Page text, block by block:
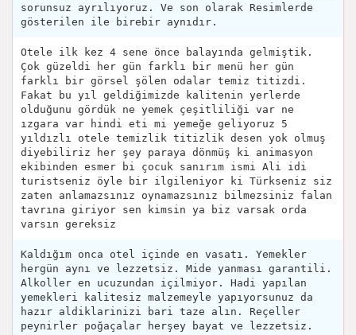
sorunsuz ayrılıyoruz. Ve son olarak Resimlerde
gösterilen ile birebir aynıdır.
Otele ilk kez 4 sene önce balayında gelmiştik.
Çok güzeldi her gün farklı bir menü her gün
farklı bir görsel şölen odalar temiz titizdi.
Fakat bu yıl geldiğimizde kalitenin yerlerde
olduğunu gördük ne yemek çeşitliliği var ne
ızgara var hindi eti mi yemeğe geliyoruz 5
yıldızlı otele temizlik titizlik desen yok olmuş
diyebiliriz her şey paraya dönmüş ki animasyon
ekibinden esmer bi çocuk sanırım ismi Ali idi
turistseniz öyle bir ilgileniyor ki Türkseniz siz
zaten anlamazsınız oynamazsınız bilmezsiniz falan
tavrına giriyor sen kimsin ya biz varsak orda
varsın gereksiz
Kaldığım onca otel içinde en vasatı. Yemekler
hergün aynı ve lezzetsiz. Mide yanması garantili.
Alkoller en ucuzundan içilmiyor. Hadi yapılan
yemekleri kalitesiz malzemeyle yapıyorsunuz da
hazır aldiklarinizi bari taze alın. Reçeller
peynirler poğaçalar herşey bayat ve lezzetsiz.